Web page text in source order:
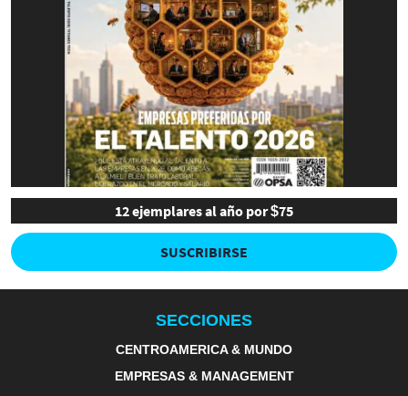
12 ejemplares al año por $75
SUSCRIBIRSE
SECCIONES
CENTROAMERICA & MUNDO
EMPRESAS & MANAGEMENT